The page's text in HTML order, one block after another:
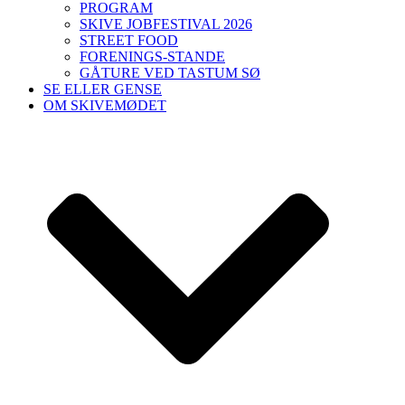
PROGRAM
SKIVE JOBFESTIVAL 2026
STREET FOOD
FORENINGS-STANDE
GÅTURE VED TASTUM SØ
SE ELLER GENSE
OM SKIVEMØDET